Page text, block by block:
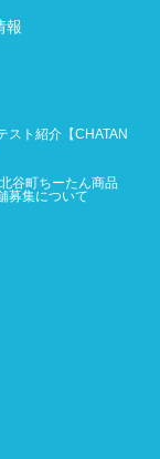
報
スト紹介【CHATAN
谷町ちーたん商品
募集について